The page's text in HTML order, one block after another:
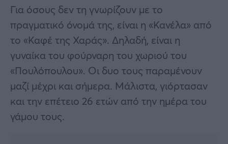
Για όσους δεν τη γνωρίζουν με το
πραγματικό όνομά της, είναι η «Κανέλα» από
το «Καφέ της Χαράς». Δηλαδή, είναι η
γυναίκα του φούρναρη του χωριού του
«Πουλόπουλου». Οι δυο τους παραμένουν
μαζί μέχρι και σήμερα. Μάλιστα, γιόρτασαν
και την επέτειο 26 ετών από την ημέρα του
γάμου τους.